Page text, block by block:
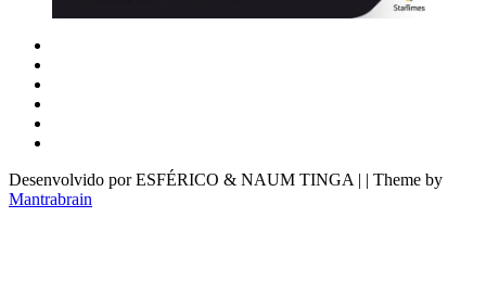
Desenvolvido por ESFÉRICO & NAUM TINGA | | Theme by
Mantrabrain